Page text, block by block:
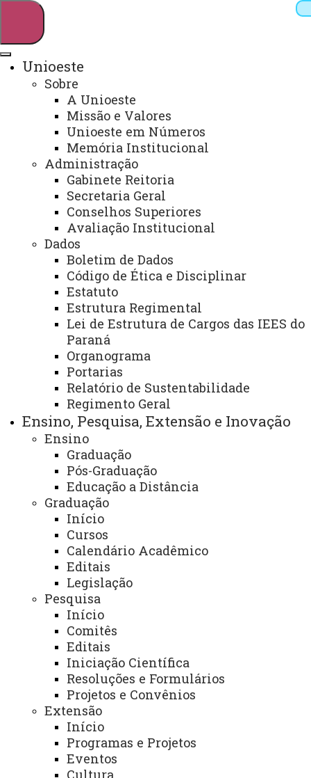
Webmail Sistemas
Telefones
Arquivo Virtual
Campus
Unioeste
Sobre
A Unioeste
Missão e Valores
Unioeste em Números
Memória Institucional
Administração
Gabinete Reitoria
Secretaria Geral
Conselhos Superiores
Avaliação Institucional
Dados
Boletim de Dados
Código de Ética e Disciplinar
Estatuto
Estrutura Regimental
Lei de Estrutura de Cargos das IEES do
Paraná
Organograma
Portarias
Relatório de Sustentabilidade
Regimento Geral
Ensino, Pesquisa, Extensão e Inovação
Ensino
Graduação
Pós-Graduação
Educação a Distância
Graduação
Início
Cursos
Calendário Acadêmico
Editais
Legislação
Pesquisa
Início
Comitês
Editais
Iniciação Científica
Resoluções e Formulários
Projetos e Convênios
Extensão
Início
Programas e Projetos
Eventos
Cultura
ODS 10 - REDUÇÃO DA
DESIGUALDADES
Você está aqui:Unioeste
ODS - Unioeste
ODS 10 - Redução da Desigualdades
Mostrar #
Informação
Nenhum item correspondente foi encontrado.
Você está aqui:Unioeste
ODS - Unioeste
ODS 10 - Redução da Desigualdades
Acesso Restrito (Editores do Portal)
Arquivo Virtual
Bibliotecas
Identidade Visual
Mapa do Site
Ouvidoria